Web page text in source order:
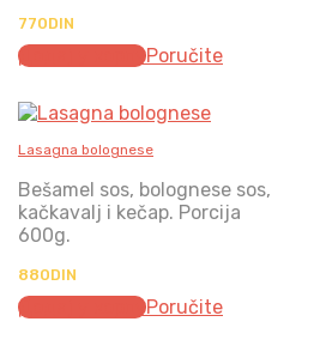
770DIN
Додај у корпуPoručite
Lasagna bolognese
Bešamel sos, bolognese sos,
kačkavalj i kečap. Porcija
600g.
880DIN
Додај у корпуPoručite